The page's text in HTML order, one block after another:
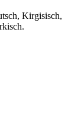
Kirgisisch,